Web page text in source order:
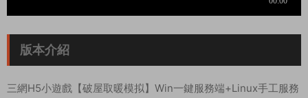
版本介紹
三網H5小遊戲【破屋取暖模拟】Win一鍵服務端+Linux手工服務